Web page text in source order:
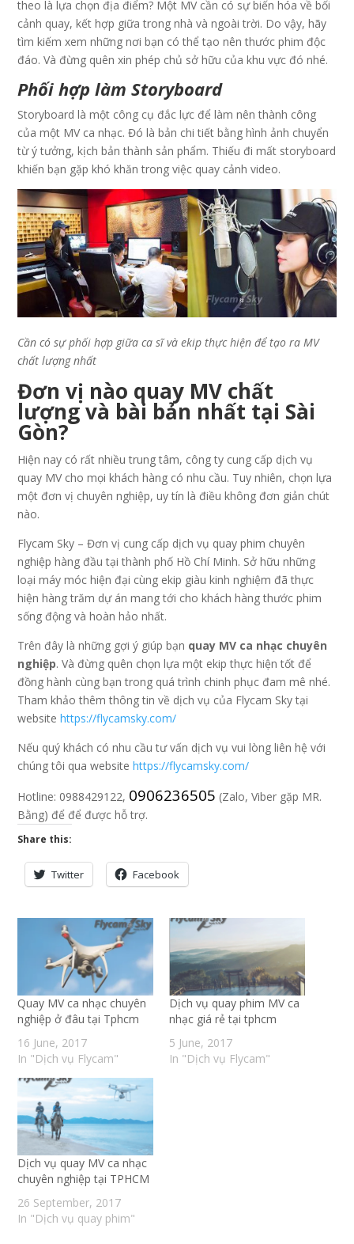
theo là lựa chọn địa điểm? Một MV cần có sự biến hóa về bối
cảnh quay, kết hợp giữa trong nhà và ngoài trời. Do vậy, hãy
tìm kiếm xem những nơi bạn có thể tạo nên thước phim độc
đáo. Và đừng quên xin phép chủ sở hữu của khu vực đó nhé.
Phối hợp làm Storyboard
Storyboard là một công cụ đắc lực để làm nên thành công
của một MV ca nhạc. Đó là bản chi tiết bằng hình ảnh chuyển
từ ý tưởng, kịch bản thành sản phẩm. Thiếu đi mất storyboard
khiến bạn gặp khó khăn trong việc quay cảnh video.
Cần có sự phối hợp giữa ca sĩ và ekip thực hiện để tạo ra MV
chất lượng nhất
Đơn vị nào quay MV chất
lượng và bài bản nhất tại Sài
Gòn?
Hiện nay có rất nhiều trung tâm, công ty cung cấp dịch vụ
quay MV cho mọi khách hàng có nhu cầu. Tuy nhiên, chọn lựa
một đơn vị chuyên nghiệp, uy tín là điều không đơn giản chút
nào.
Flycam Sky – Đơn vị cung cấp dịch vụ quay phim chuyên
nghiệp hàng đầu tại thành phố Hồ Chí Minh. Sở hữu những
loại máy móc hiện đại cùng ekip giàu kinh nghiệm đã thực
hiện hàng trăm dự án mang tới cho khách hàng thước phim
sống động và hoàn hảo nhất.
Trên đây là những gợi ý giúp bạn quay MV ca nhạc chuyên
nghiệp. Và đừng quên chọn lựa một ekip thực hiện tốt để
đồng hành cùng bạn trong quá trình chinh phục đam mê nhé.
Tham khảo thêm thông tin về dịch vụ của Flycam Sky tại
websitehttps://flycamsky.com/
Nếu quý khách có nhu cầu tư vấn dịch vụ vui lòng liên hệ với
chúng tôi qua websitehttps://flycamsky.com/
Hotline: 0988429122, 0906236505 (Zalo, Viber gặp MR.
Bằng) để để được hỗ trợ.
Share this:
Twitter Facebook
Quay MV ca nhạc chuyên
nghiệp ở đâu tại Tphcm
16 June, 2017
In "Dịch vụ Flycam"
Dịch vụ quay phim MV ca
nhạc giá rẻ tại tphcm
5 June, 2017
In "Dịch vụ Flycam"
Dịch vụ quay MV ca nhạc
chuyên nghiệp tại TPHCM
26 September, 2017
In "Dịch vụ quay phim"